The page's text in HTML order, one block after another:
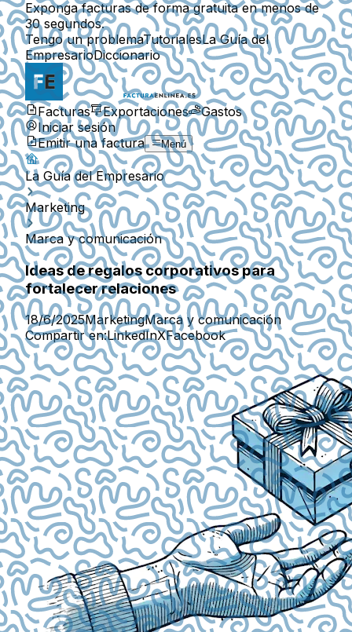
Exponga facturas de forma gratuita en menos de
30 segundos.
Tengo un problemaTutorialesLa Guía del
EmpresarioDiccionario
Facturas Exportaciones
Gastos
Iniciar sesión
Emitir una factura
Menú
La Guía del Empresario
Marketing
Marca y comunicación
Ideas de regalos corporativos para
fortalecer relaciones
18/6/2025MarketingMarca y comunicación
Compartir en:LinkedInXFacebook